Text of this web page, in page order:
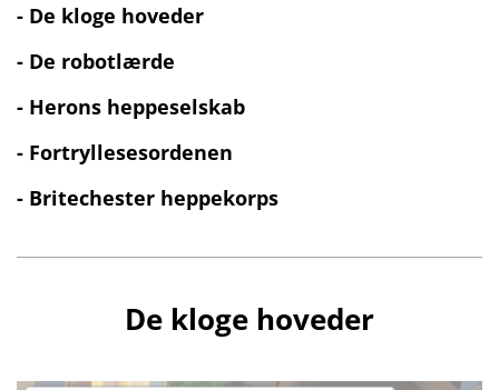
- De kloge hoveder
- De robotlærde
- Herons heppeselskab
- Fortryllesesordenen
- Britechester heppekorps
De kloge hoveder